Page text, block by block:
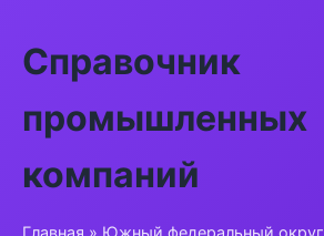
Справочник
промышленных
компаний
Главная » Южный федеральный округ